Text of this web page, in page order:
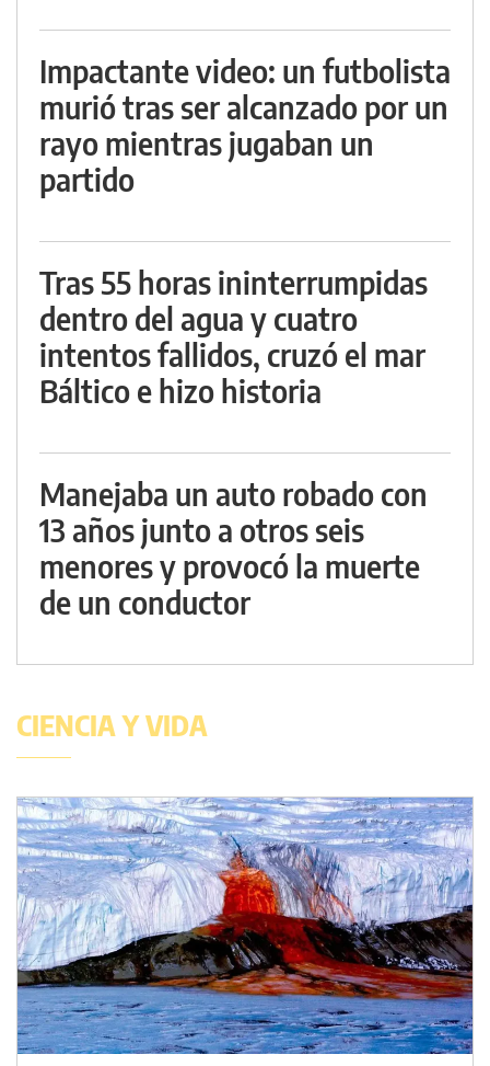
Impactante video: un futbolista
murió tras ser alcanzado por un
rayo mientras jugaban un
partido
Tras 55 horas ininterrumpidas
dentro del agua y cuatro
intentos fallidos, cruzó el mar
Báltico e hizo historia
Manejaba un auto robado con
13 años junto a otros seis
menores y provocó la muerte
de un conductor
CIENCIA Y VIDA